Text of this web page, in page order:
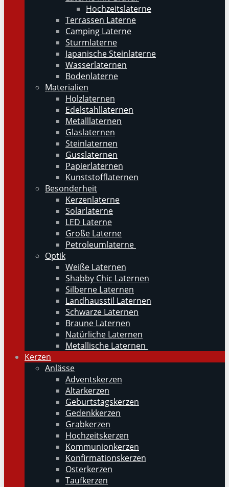
Hochzeitslaterne
Terrassen Laterne
Camping Laterne
Sturmlaterne
Japanische Steinlaterne
Wasserlaternen
Bodenlaterne
Materialien
Holzlaternen
Edelstahllaternen
Metalllaternen
Glaslaternen
Steinlaternen
Gusslaternen
Papierlaternen
Kunststofflaternen
Besonderheit
Kerzenlaterne
Solarlaterne
LED Laterne
Große Laterne
Petroleumlaterne
Optik
Weiße Laternen
Shabby Chic Laternen
Silberne Laternen
Landhausstil Laternen
Schwarze Laternen
Braune Laternen
Natürliche Laternen
Metallische Laternen
Kerzen
Anlässe
Adventskerzen
Altarkerzen
Geburtstagskerzen
Gedenkkerzen
Grabkerzen
Hochzeitskerzen
Kommunionkerzen
Konfirmationskerzen
Osterkerzen
Taufkerzen